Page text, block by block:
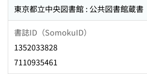
東京都立中央図書館 : 公共図書館蔵書
書誌ID（SomokuID）
1352033828
7110935461